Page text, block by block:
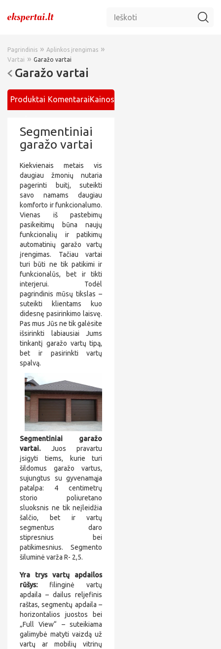
Pagrindinis » Aplinkos įrengimas »
Vartai » Garažo vartai
Garažo vartai
Produktai
paslaugos
KomentaraiKainos
Segmentiniai
garažo vartai
Kiekvienais metais vis
daugiau žmonių nutaria
pagerinti buitį, suteikti
savo namams daugiau
komforto ir funkcionalumo.
Vienas iš pastebimų
pasikeitimų būna naujų
funkcionalių ir patikimų
automatinių garažo vartų
įrengimas. Tačiau vartai
turi būti ne tik patikimi ir
funkcionalūs, bet ir tikti
interjerui. Todėl
pagrindinis mūsų tikslas –
suteikti klientams kuo
didesnę pasirinkimo laisvę.
Pas mus Jūs ne tik galėsite
išsirinkti labiausiai Jums
tinkantį garažo vartų tipą,
bet ir pasirinkti vartų
spalvą.
Segmentiniai garažo
vartai. Juos pravartu
įsigyti tiems, kurie turi
šildomus garažo vartus,
sujungtus su gyvenamąja
patalpa: 4 centimetrų
storio poliuretano
sluoksnis ne tik neįleidžia
šalčio, bet ir vartų
segmentus daro
stipresnius bei
patikimesnius. Segmento
šiluminė varža R- 2,5.
Yra trys vartų apdailos
rūšys: filinginė vartų
apdaila – dailus reljefinis
raštas, segmentų apdaila –
horizontalios juostos bei
„Full View“ – suteikiama
galimybė matyti vaizdą už
vartų ar mobilių vitrinų